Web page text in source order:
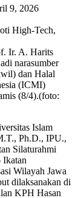
9, 2026
Ir. A. Harits
narasumber
dan Halal
(ICMI)
(8/4).(foto:
Islam
Ph.D., IPU.,
Silaturahmi
Wilayah Jawa
dilaksanakan di
KPH Hasan